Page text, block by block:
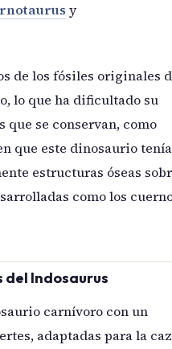
y
de los fósiles originales
lo que ha dificultado su
que se conservan, como
que este dinosaurio
estructuras óseas
como los
Indosaurus
carnívoro con un
adaptadas para la